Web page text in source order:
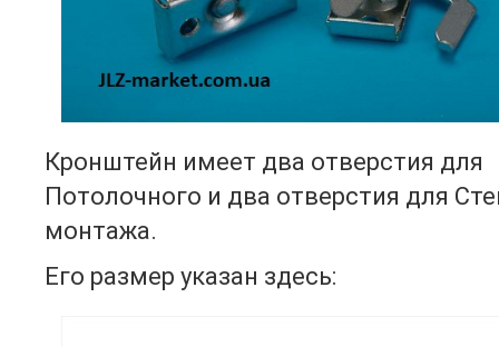
Кронштейн имеет два отверстия для
Потолочного и два отверстия для
монтажа.
Его размер указан здесь: